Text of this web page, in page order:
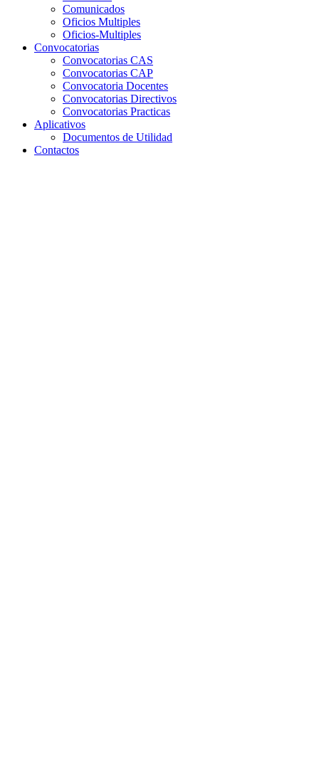
Comunicados
Oficios Multiples
Oficios-Multiples
Convocatorias
Convocatorias CAS
Convocatorias CAP
Convocatoria Docentes
Convocatorias Directivos
Convocatorias Practicas
Aplicativos
Documentos de Utilidad
Contactos